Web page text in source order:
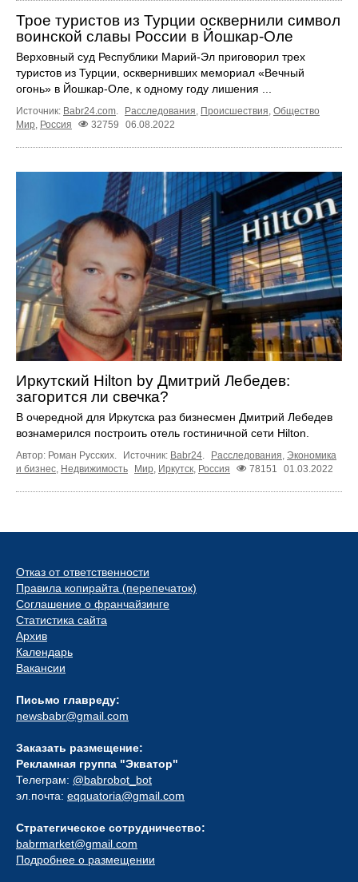
Трое туристов из Турции осквернили символ
воинской славы России в Йошкар-Оле
Верховный суд Республики Марий-Эл приговорил трех
туристов из Турции, осквернивших мемориал «Вечный
огонь» в Йошкар-Оле, к одному году лишения ...
Источник: Babr24.com. Расследования, Происшествия, Общество
Мир, Россия 32759 06.08.2022
Иркутский Hilton by Дмитрий Лебедев:
загорится ли свечка?
В очередной для Иркутска раз бизнесмен Дмитрий Лебедев
вознамерился построить отель гостиничной сети Hilton.
Автор: Роман Русских. Источник: Babr24. Расследования, Экономика
и бизнес, Недвижимость Мир, Иркутск, Россия 78151 01.03.2022
Отказ от ответственности
Правила копирайта (перепечаток)
Соглашение о франчайзинге
Статистика сайта
Архив
Календарь
Вакансии
Письмо главреду:
newsbabr@gmail.com
Заказать размещение:
Рекламная группа "Экватор"
Телеграм: @babrobot_bot
эл.почта: eqquatoria@gmail.com
Стратегическое сотрудничество:
babrmarket@gmail.com
Подробнее о размещении